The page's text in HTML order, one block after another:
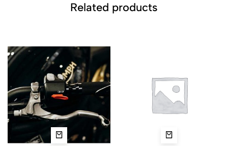
Related products